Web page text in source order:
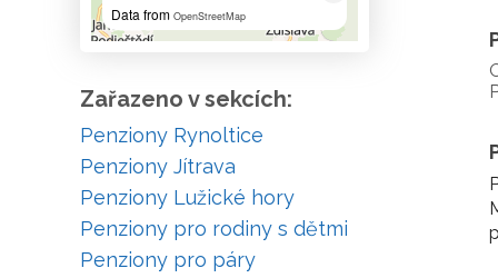
Data from OpenStreetMap
Zařazeno v sekcích:
Penziony Rynoltice
Penziony Jítrava
Penziony Lužické hory
Penziony pro rodiny s dětmi
Penziony pro páry